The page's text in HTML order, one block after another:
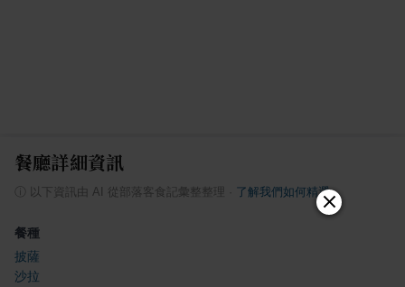
餐廳詳細資訊
ⓘ 以下資訊由 AI 從部落客食記彙整整理 了解我們如何精選
餐種
披薩
沙拉